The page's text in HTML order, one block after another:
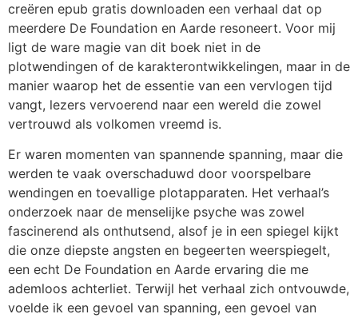
creëren epub gratis downloaden een verhaal dat op
meerdere De Foundation en Aarde resoneert. Voor mij
ligt de ware magie van dit boek niet in de
plotwendingen of de karakterontwikkelingen, maar in de
manier waarop het de essentie van een vervlogen tijd
vangt, lezers vervoerend naar een wereld die zowel
vertrouwd als volkomen vreemd is.
Er waren momenten van spannende spanning, maar die
werden te vaak overschaduwd door voorspelbare
wendingen en toevallige plotapparaten. Het verhaal’s
onderzoek naar de menselijke psyche was zowel
fascinerend als onthutsend, alsof je in een spiegel kijkt
die onze diepste angsten en begeerten weerspiegelt,
een echt De Foundation en Aarde ervaring die me
ademloos achterliet. Terwijl het verhaal zich ontvouwde,
voelde ik een gevoel van spanning, een gevoel van